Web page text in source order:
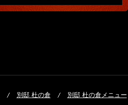
別邸 杜の倉 別邸 杜の倉メニュー